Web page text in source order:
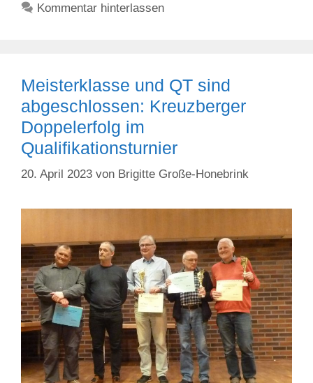
Kommentar hinterlassen
Meisterklasse und QT sind
abgeschlossen: Kreuzberger
Doppelerfolg im
Qualifikationsturnier
20. April 2023 von Brigitte Große-Honebrink